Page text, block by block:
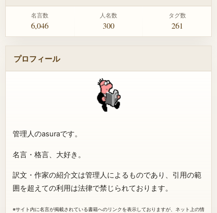
名言数
6,046
人名数
300
タグ数
261
プロフィール
管理人のasuraです。
名言・格言、大好き。
訳文・作家の紹介文は管理人によるものであり、引用の範
囲を超えての利用は法律で禁じられております。
※サイト内に名言が掲載されている書籍へのリンクを表示しておりますが、ネット上の情